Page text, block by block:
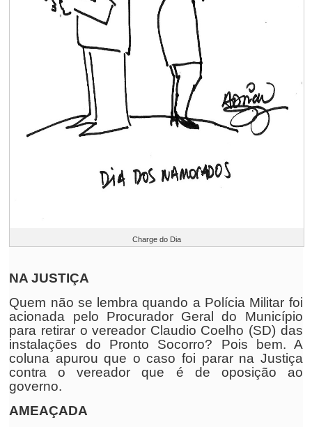
Charge do Dia
NA JUSTIÇA
Quem não se lembra quando a Polícia Militar foi
acionada pelo Procurador Geral do Município
para retirar o vereador Claudio Coelho (SD) das
instalações do Pronto Socorro? Pois bem. A
coluna apurou que o caso foi parar na Justiça
contra o vereador que é de oposição ao
governo.
AMEAÇADA